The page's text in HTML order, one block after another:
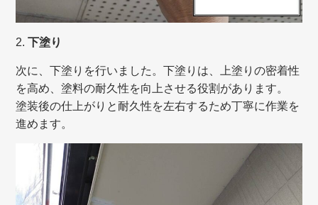
2.下塗り
次に、下塗りを行いました。下塗りは、上塗りの密着性
を高め、塗料の耐久性を向上させる役割があります。
塗装後の仕上がりと耐久性を左右するため丁寧に作業を
進めます。